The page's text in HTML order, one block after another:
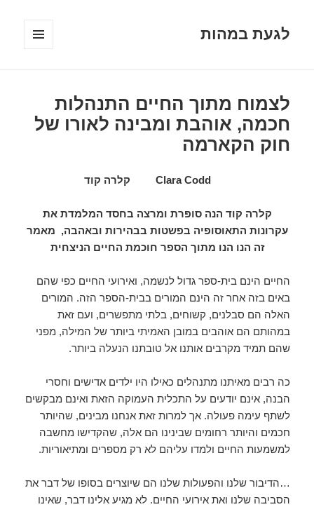
לגעת במהות
לצמוח מתוך החיים התנהלות
חכמה, אוהבת ומבינה לאורו של
חוק הקארמה
Clara Codd קלרה קוד
קלרה קוד הנה סופרת ומרצה בחסד המלמדת את
עקרונות התאוסופיה בפשטות בבהירות ובאהבה, מאמר
זה הנו הנו מתוך הספר חוכמת החיים הניצחית
החיים הינם בית-ספר גדול לנשמה, ואירועי החיים כפי שהם
באים בזה אחר זה הינם המורים בבית-הספר הזה. המורים
האלה הם סבלנים, קשוחים, בלתי מתפשרים, ועם זאת
במהותם הם אוהבים במובן האמיתי ביותר של המילה, מפני
שהם תמיד מקרבים אותנו אל טובתנו הנעלה ביותר.
כה רבים מאיתנו מתנהלים כאילו היו ילדים אדישים וחסרי
הבנה, אינם יודעים על התכלית העמוקה הזאת ואינם מבקשים
לשתף עימה פעולה. אך למרות זאת אנחנו מבינים, שהיותר
חכמים והיותר רחומים שבינינו הם אלה, שהקדישו מחשבה
למשמעות החיים ולמדו עליהם לא רק מספרים ומתיאוריות.
…הדיבור שלנו והפעולות שלנו הם שיוצרים בסופו של דבר את
הסביבה שלנו ואת אירועי החיים. לא מגיע אלינו דבר, שאינו